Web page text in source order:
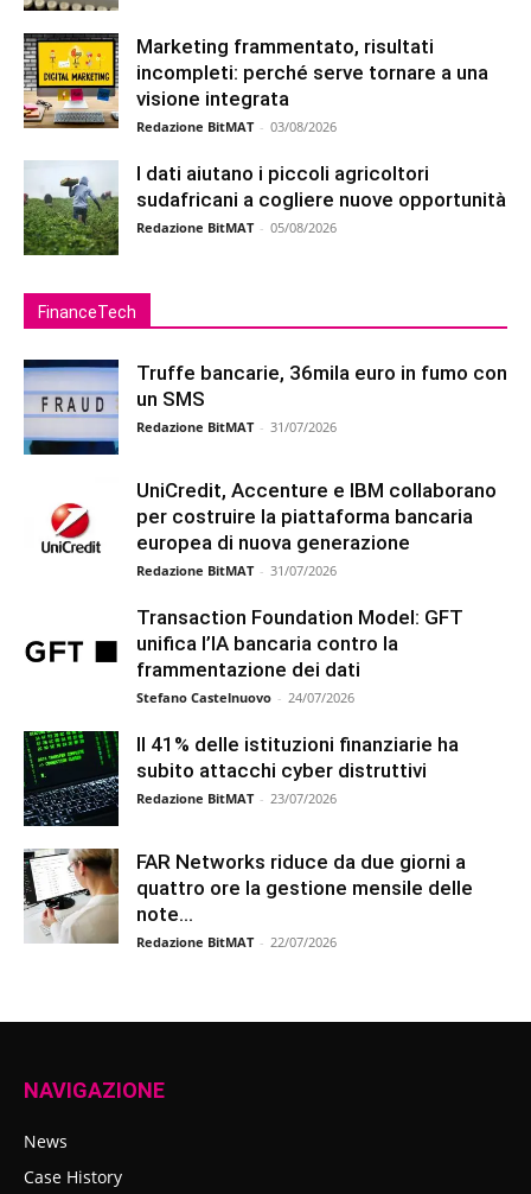
Marketing frammentato, risultati
incompleti: perché serve tornare a una
visione integrata
Redazione BitMAT - 03/08/2026
I dati aiutano i piccoli agricoltori
sudafricani a cogliere nuove opportunità
Redazione BitMAT - 05/08/2026
FinanceTech
Truffe bancarie, 36mila euro in fumo con
un SMS
Redazione BitMAT - 31/07/2026
UniCredit, Accenture e IBM collaborano
per costruire la piattaforma bancaria
europea di nuova generazione
Redazione BitMAT - 31/07/2026
Transaction Foundation Model: GFT
unifica l’IA bancaria contro la
frammentazione dei dati
Stefano Castelnuovo - 24/07/2026
Il 41% delle istituzioni finanziarie ha
subito attacchi cyber distruttivi
Redazione BitMAT - 23/07/2026
FAR Networks riduce da due giorni a
quattro ore la gestione mensile delle
note...
Redazione BitMAT - 22/07/2026
NAVIGAZIONE
News
Case History